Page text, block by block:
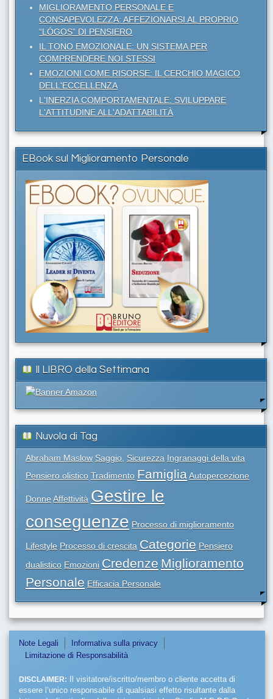
MIGLIORAMENTO PERSONALE E
CONSAPEVOLEZZA: AFFEZIONARSI AL PROPRIO
“LÓGOS” DI PENSIERO
IL TONO EMOZIONALE: UN SISTEMA PER
COMPRENDERE NOI STESSI
EMOZIONI COME RISORSE: IL CERCHIO MAGICO
DELL'ECCELLENZA
L'INERZIA COMPORTAMENTALE: SVILUPPARE
L'ATTITUDINE ALL'ADATTABILITÀ
EBook sul Miglioramento Personale
Il LIBRO della Settimana
Nuvola di Tag
Abraham Maslow Saggio, Sicurezza Ingranaggi della vita
Pensiero olistico Tradimento FamigliaAutopercezione
Donne Affettività Gestire le
conseguenze Processo di miglioramento
Lifestyle Processo di crescita Categorie Pensiero
dualistico Emozioni Credenze Miglioramento
Personale Efficacia Personale
Note Legali
Informativa sulla privacy
Limitazione di Responsabilità
DISCLAIMER: Il visitatore/iscritto/membro o cliente accetta di
essere l’unico responsabile di qualsiasi effetto risultante dalla